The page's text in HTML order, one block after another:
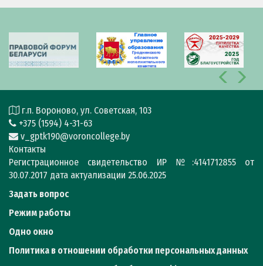
г.п. Вороново, ул. Советская, 103
+375 (1594) 4-31-63
v_gptk190@voroncollege.by
Контакты
Регистрационное свидетельство ИР №:4141712855 от
30.07.2017 дата актуализации 25.06.2025
Задать вопрос
Режим работы
Одно окно
Политика в отношении обработки персональных данных